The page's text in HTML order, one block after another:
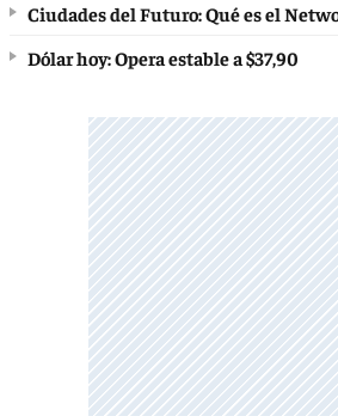
Ciudades del Futuro: Qué es el
Dólar hoy: Opera estable a $37,90